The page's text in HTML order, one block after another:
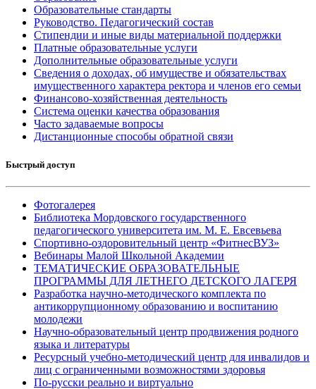
Образовательные стандарты
Руководство. Педагогический состав
Стипендии и иные виды материальной поддержки
Платные образовательные услуги
Дополнительные образовательные услуги
Сведения о доходах, об имуществе и обязательствах
имущественного характера ректора и членов его семьи
Финансово-хозяйственная деятельность
Система оценки качества образования
Часто задаваемые вопросы
Дистанционные способы обратной связи
Быстрый доступ
Фотогалерея
Библиотека Мордовского государственного
педагогического университета им. М. Е. Евсевьева
Спортивно-оздоровительный центр «ФитнесВУЗ»
Вебинары Малой Школьной Академии
ТЕМАТИЧЕСКИЕ ОБРАЗОВАТЕЛЬНЫЕ
ПРОГРАММЫ ДЛЯ ЛЕТНЕГО ДЕТСКОГО ЛАГЕРЯ
Разработка научно-методического комплекта по
антикоррупционному образованию и воспитанию
молодежи
Научно-образовательный центр продвижения родного
языка и литературы
Ресурсный учебно-методический центр для инвалидов и
лиц с ограниченными возможностями здоровья
По-русски реально и виртуально